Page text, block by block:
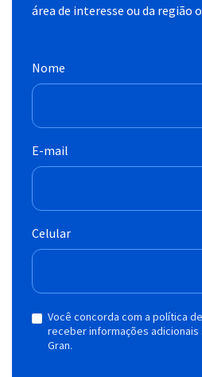
área de interesse ou da região
Nome
E-mail
Celular
Você concorda com a política
receber informações
Gran.